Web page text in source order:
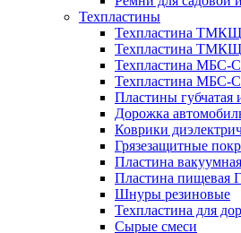
Техпластины
Техпластина
Техпластина
Техпластина МБС-
Техпластина МБС-
Пластины губчатая
Дорожка
Коврики
Грязезащитные
Пластина вакуумная
Пластина пищевая
Шнуры резиновые
Техпластина для
Сырые смеси